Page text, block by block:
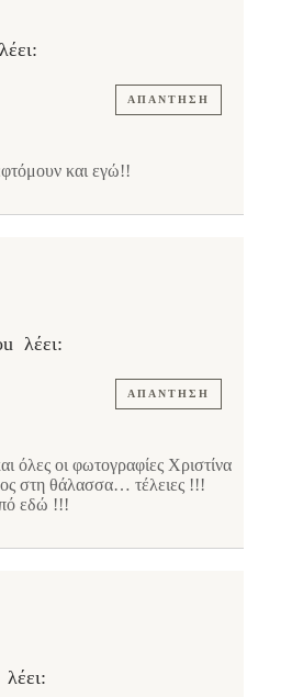
λέει:
ΑΠΆΝΤΗΣΗ
και εγώ!!
λέει:
ΑΠΆΝΤΗΣΗ
όλες οι φωτογραφίες Χριστίνα
στη θάλασσα… τέλειες !!!
εδώ !!!
λέει: